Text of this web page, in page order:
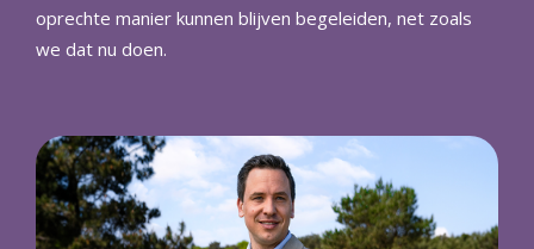
oprechte manier kunnen blijven begeleiden, net zoals
we dat nu doen.